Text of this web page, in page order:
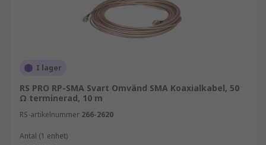
I lager
RS PRO RP-SMA Svart Omvänd SMA Koaxialkabel, 50
Ω terminerad, 10 m
RS-artikelnummer 266-2620
Antal (1 enhet)